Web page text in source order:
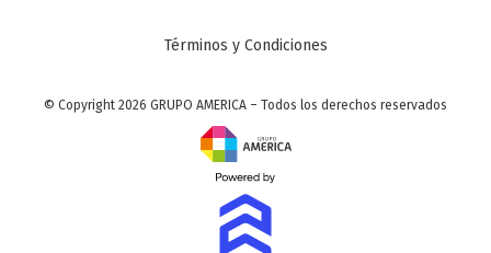
Términos y Condiciones
© Copyright 2026 GRUPO AMERICA – Todos los derechos reservados